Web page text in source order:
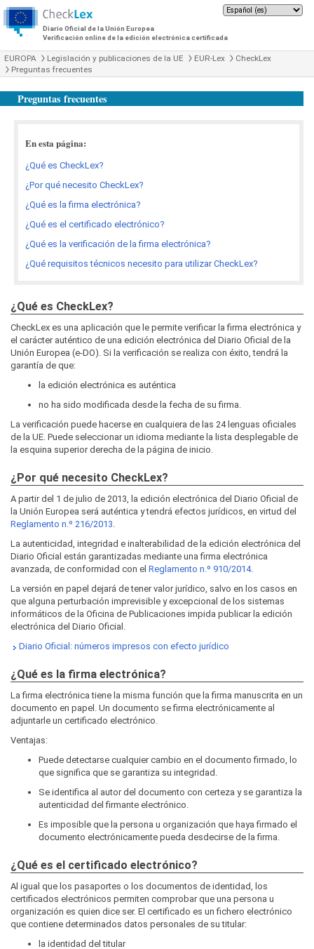
Diario Oficial de la Unión Europea
Verificación online de la edición electrónica certificada
EUROPA Legislación y publicaciones de la UE EUR-Lex
CheckLex
Preguntas frecuentes
Preguntas frecuentes
En esta página:
¿Qué es CheckLex?
¿Por qué necesito CheckLex?
¿Qué es la firma electrónica?
¿Qué es el certificado electrónico?
¿Qué es la verificación de la firma electrónica?
¿Qué requisitos técnicos necesito para utilizar CheckLex?
¿Qué es CheckLex?
CheckLex es una aplicación que le permite verificar la firma electrónica y
el carácter auténtico de una edición electrónica del Diario Oficial de la
Unión Europea (e-DO). Si la verificación se realiza con éxito, tendrá la
garantía de que:
la edición electrónica es auténtica
no ha sido modificada desde la fecha de su firma.
La verificación puede hacerse en cualquiera de las 24 lenguas oficiales
de la UE. Puede seleccionar un idioma mediante la lista desplegable de
la esquina superior derecha de la página de inicio.
¿Por qué necesito CheckLex?
A partir del 1 de julio de 2013, la edición electrónica del Diario Oficial de
la Unión Europea será auténtica y tendrá efectos jurídicos, en virtud del
Reglamento n.º 216/2013.
La autenticidad, integridad e inalterabilidad de la edición electrónica del
Diario Oficial están garantizadas mediante una firma electrónica
avanzada, de conformidad con el Reglamento n.º 910/2014.
La versión en papel dejará de tener valor jurídico, salvo en los casos en
que alguna perturbación imprevisible y excepcional de los sistemas
informáticos de la Oficina de Publicaciones impida publicar la edición
electrónica del Diario Oficial.
Diario Oficial: números impresos con efecto jurídico
¿Qué es la firma electrónica?
La firma electrónica tiene la misma función que la firma manuscrita en un
documento en papel. Un documento se firma electrónicamente al
adjuntarle un certificado electrónico.
Ventajas:
Puede detectarse cualquier cambio en el documento firmado, lo
que significa que se garantiza su integridad.
Se identifica al autor del documento con certeza y se garantiza la
autenticidad del firmante electrónico.
Es imposible que la persona u organización que haya firmado el
documento electrónicamente pueda desdecirse de la firma.
¿Qué es el certificado electrónico?
Al igual que los pasaportes o los documentos de identidad, los
certificados electrónicos permiten comprobar que una persona u
organización es quien dice ser. El certificado es un fichero electrónico
que contiene determinados datos personales de su titular:
la identidad del titular